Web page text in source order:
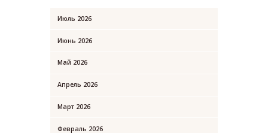
Июль 2026
Июнь 2026
Май 2026
Апрель 2026
Март 2026
Февраль 2026